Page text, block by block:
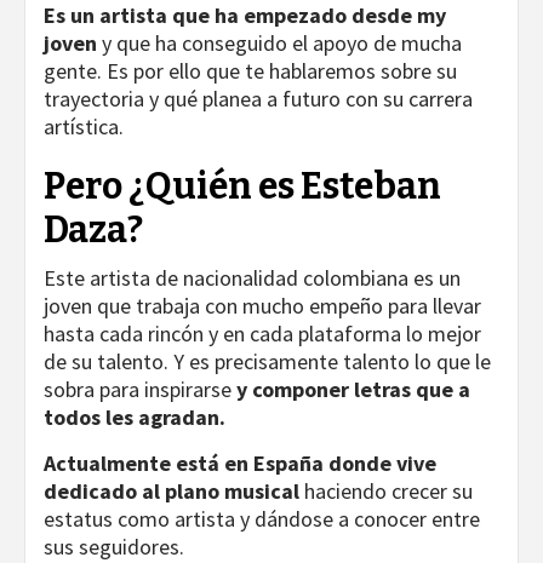
Es un artista que ha empezado desde my
joven y que ha conseguido el apoyo de mucha
gente. Es por ello que te hablaremos sobre su
trayectoria y qué planea a futuro con su carrera
artística.
Pero ¿Quién es Esteban
Daza?
Este artista de nacionalidad colombiana es un
joven que trabaja con mucho empeño para llevar
hasta cada rincón y en cada plataforma lo mejor
de su talento. Y es precisamente talento lo que le
sobra para inspirarsey componer letras que a
todos les agradan.
Actualmente está en España donde vive
dedicado al plano musical haciendo crecer su
estatus como artista y dándose a conocer entre
sus seguidores.